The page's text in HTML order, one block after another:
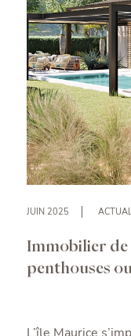
JUIN 2025
Immobilier de
penthouses